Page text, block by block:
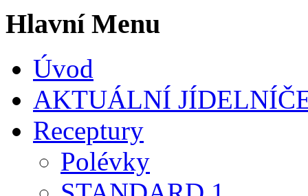
Hlavní Menu
Úvod
AKTUÁLNÍ
Receptury
Polévky